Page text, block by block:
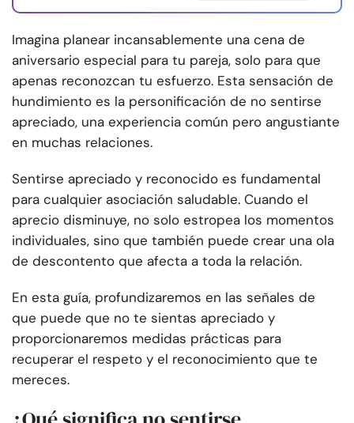
Imagina planear incansablemente una cena de
aniversario especial para tu pareja, solo para que
apenas reconozcan tu esfuerzo. Esta sensación de
hundimiento es la personificación de no sentirse
apreciado, una experiencia común pero angustiante
en muchas relaciones.
Sentirse apreciado y reconocido es fundamental
para cualquier asociación saludable. Cuando el
aprecio disminuye, no solo estropea los momentos
individuales, sino que también puede crear una ola
de descontento que afecta a toda la relación.
En esta guía, profundizaremos en las señales de
que puede que no te sientas apreciado y
proporcionaremos medidas prácticas para
recuperar el respeto y el reconocimiento que te
mereces.